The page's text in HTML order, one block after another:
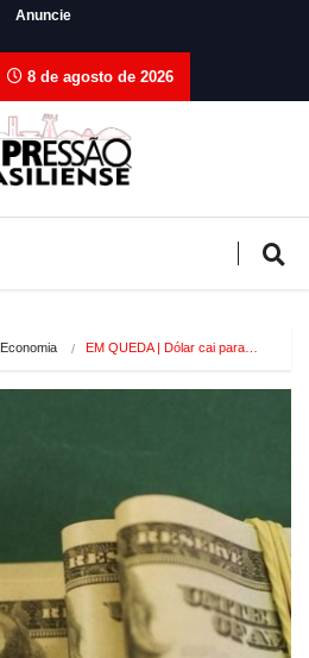
Anuncie
8 de agosto de 2026
Economia EM QUEDA | Dólar cai para…